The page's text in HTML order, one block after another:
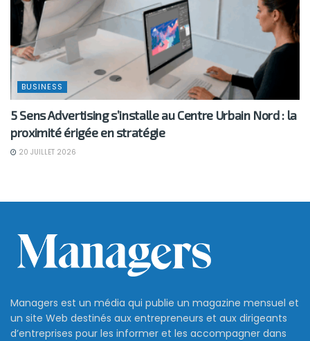
BUSINESS
5 Sens Advertising s’installe au Centre Urbain Nord : la
proximité érigée en stratégie
20 JUILLET 2026
Managers est un média qui publie un magazine mensuel et
un site Web destinés aux entrepreneurs et aux dirigeants
d’entreprises pour les informer et les accompagner dans